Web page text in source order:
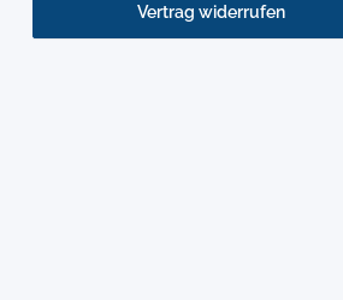
Vertrag widerrufen